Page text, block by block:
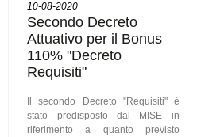
10-08-2020
Secondo Decreto
Attuativo per il Bonus
110% "Decreto
Requisiti"
Il secondo Decreto "Requisiti" è
stato predisposto dal MISE in
riferimento a quanto previsto